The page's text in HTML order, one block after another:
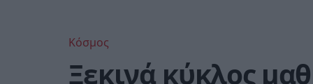
Κόσμος
Ξεκινά κύκλος